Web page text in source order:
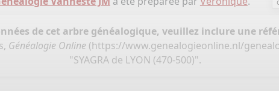
de cet arbre généalogique, veuillez inclure une
Généalogie Online (https://www.genealogieonline.nl/
"SYAGRA de LYON (470-500)".